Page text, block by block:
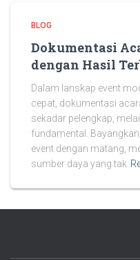
BLOG
Dokumentasi
dengan Hasil
Dalam lanskap event
cepat, dokumentasi
sekadar pelengkap,
fundamental.
event dengan matang,
sumber daya yang tak